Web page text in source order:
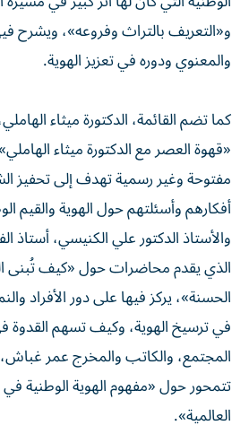
و«التعريف بالتراث وفروعه»، ويشرح
والمعنوي ودوره في تعزيز الهوية.
كما تضم القائمة، الدكتورة ميثاء
«قهوة العصر مع الدكتورة ميثاء
مفتوحة وغير رسمية تهدف إلى تحفيز
أفكارهم وأسئلتهم حول الهوية والقيم
والأستاذ الدكتور علي الكنيسي، أستاذ
الذي يقدم محاضرات حول «كيف تُبنى
الحسنة»، يركز فيها على دور الأفراد
في ترسيخ الهوية، وكيف تسهم القدوة
المجتمع، والكاتب والمخرج عمر
تتمحور حول «مفهوم الهوية الوطنية
العالمية».